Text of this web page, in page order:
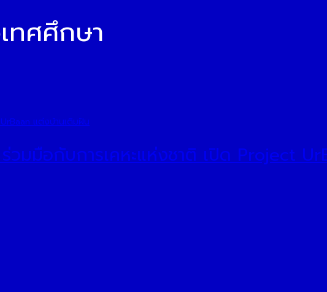
ทศศึกษา
วมมือกับการเคหะแห่งชาติ เปิด Project